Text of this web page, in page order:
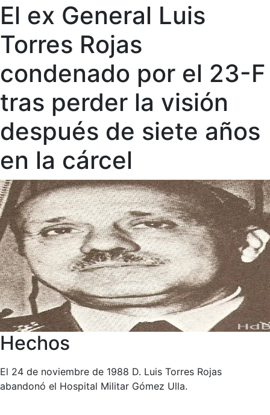
El ex General Luis
Torres Rojas
condenado por el 23-F
tras perder la visión
después de siete años
en la cárcel
Hechos
El 24 de noviembre de 1988 D. Luis Torres Rojas
abandonó el Hospital Militar Gómez Ulla.